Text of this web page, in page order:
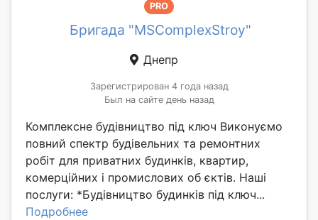
PRO
Бригада "MSComplexStroy"
Днепр
Зарегистрирован 4 года назад
Был на сайте день назад
Комплексне будівництво під ключ Виконуємо
повний спектр будівельних та ремонтних
робіт для приватних будинків, квартир,
комерційних і промислових об єктів. Наші
послуги: *Будівництво будинків під ключ...
Подробнее